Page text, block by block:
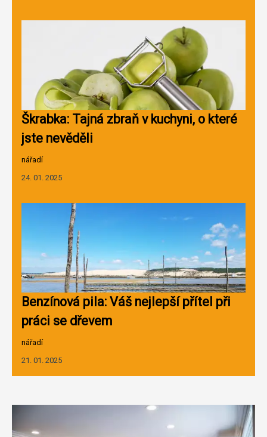
Škrabka: Tajná zbraň v kuchyni, o které
jste nevěděli
nářadí
24. 01. 2025
Benzínová pila: Váš nejlepší přítel při
práci se dřevem
nářadí
21. 01. 2025